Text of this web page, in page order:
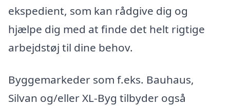
ekspedient, som kan rådgive dig og
hjælpe dig med at finde det helt rigtige
arbejdstøj til dine behov.
Byggemarkeder som f.eks. Bauhaus,
Silvan og/eller XL-Byg tilbyder også